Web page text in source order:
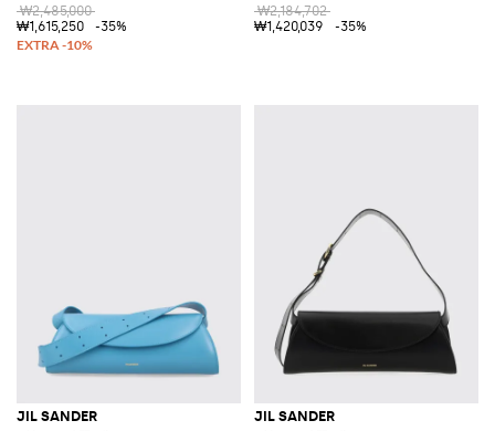
₩2,485,000
₩1,615,250
-35%
₩2,184,702
₩1,420,039
-35%
JIL SANDER JIL SANDER